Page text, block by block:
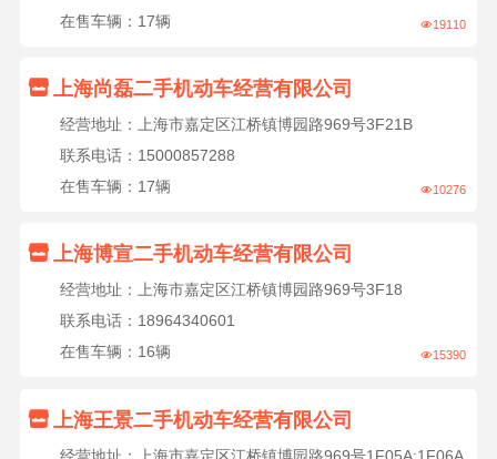
在售车辆：17辆
 19110
 上海尚磊二手机动车经营有限公司
经营地址：上海市嘉定区江桥镇博园路969号3F21B
联系电话：15000857288
在售车辆：17辆
 10276
 上海博宣二手机动车经营有限公司
经营地址：上海市嘉定区江桥镇博园路969号3F18
联系电话：18964340601
在售车辆：16辆
 15390
 上海王景二手机动车经营有限公司
经营地址：上海市嘉定区江桥镇博园路969号1F05A;1F06A